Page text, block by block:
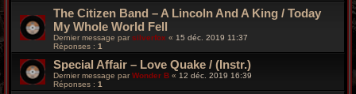
The Citizen Band – A Lincoln And A King / Today
My Whole World Fell
Dernier message par silverfox « 15 déc. 2019 11:37
Réponses : 1
Special Affair ‎– Love Quake / (Instr.)
Dernier message parWonder B « 12 déc. 2019 16:39
Réponses : 1